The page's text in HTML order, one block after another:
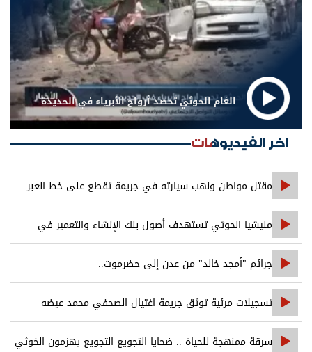
الغام الحوثي تحصد أرواح الأبرياء في الحديدة
اخر الفيديوهات
مقتل مواطن ونهب سيارته في جريمة تقطع على خط العبر
مليشيا الحوثي تستهدف أصول بنك الإنشاء والتعمير في
صنعاء
جرائم "أمجد خالد" من عدن إلى حضرموت..
تسجيلات مرئية توثق جريمة اغتيال الصحفي محمد عيضه
سرقة ممنهجة للحياة .. ضحايا التجويع التجويع يهزمون الخوثي